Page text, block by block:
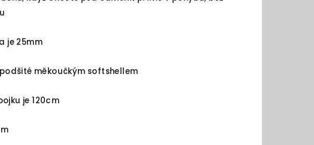
je 25mm
měkoučkým softshellem
je 120cm